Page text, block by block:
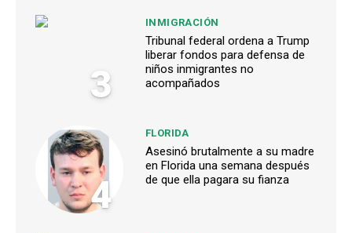
3
INMIGRACIÓN
Tribunal federal ordena a Trump
liberar fondos para defensa de
niños inmigrantes no
acompañados
4
FLORIDA
Asesinó brutalmente a su madre
en Florida una semana después
de que ella pagara su fianza